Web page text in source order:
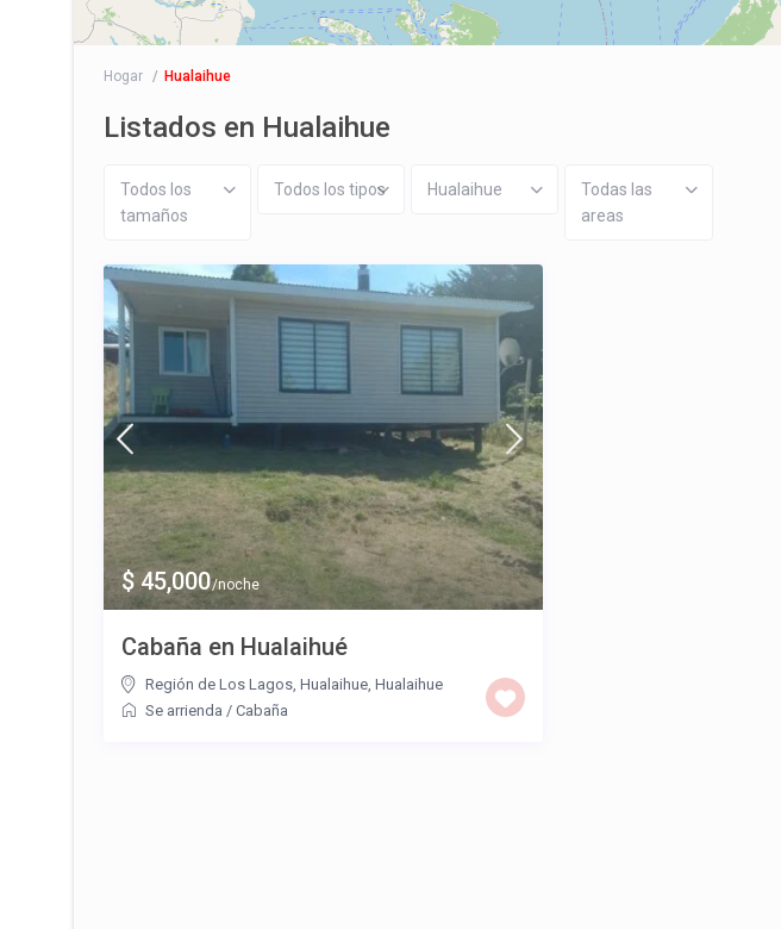
Hogar Hualaihue
Listados en Hualaihue
Todos los
tamaños
Todos los tipos Hualaihue
Todas las
areas
$ 45,000/noche
Cabaña en Hualaihué
Región de Los Lagos, Hualaihue Hualaihue
Se arrienda / Cabaña